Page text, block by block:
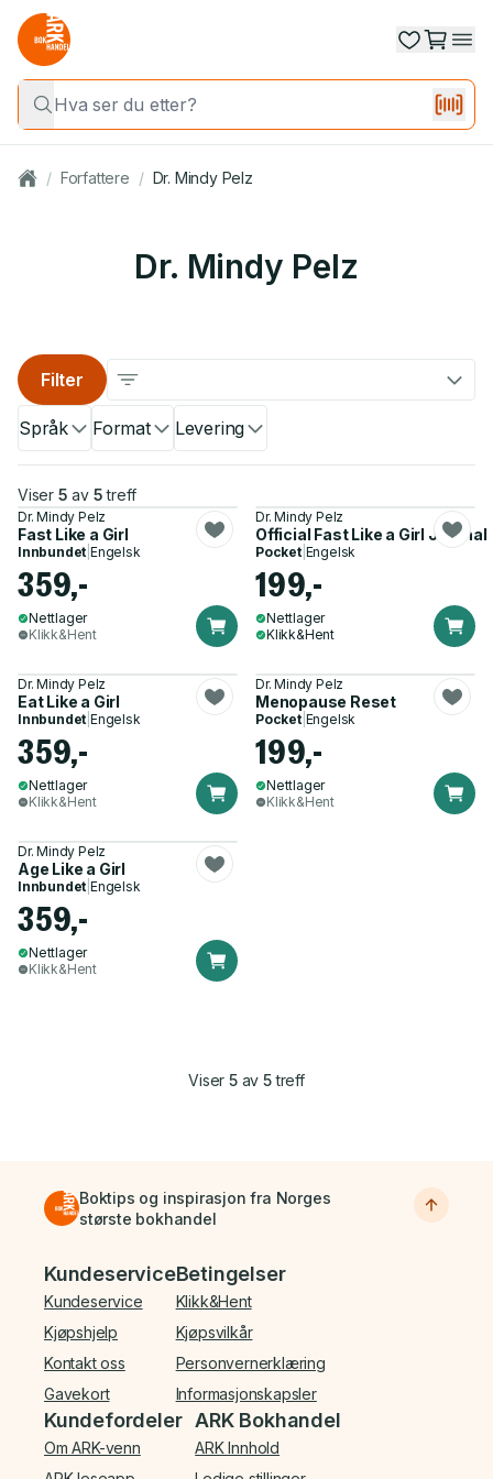
/ Forfattere / Dr. Mindy Pelz
Dr. Mindy Pelz
Språk Format Levering
Filter
Viser 5 av 5 treff
Dr. Mindy Pelz
Fast Like a Girl
Innbundet |Engelsk
359,-
Nettlager
Klikk&Hent
Dr. Mindy Pelz
Official Fast Like a Girl Journal
Pocket| Engelsk
199,-
Nettlager
Klikk&Hent
Dr. Mindy Pelz
Eat Like a Girl
Innbundet |Engelsk
359,-
Nettlager
Klikk&Hent
Dr. Mindy Pelz
Menopause Reset
Pocket| Engelsk
199,-
Nettlager
Klikk&Hent
Dr. Mindy Pelz
Age Like a Girl
Innbundet |Engelsk
359,-
Nettlager
Klikk&Hent
Viser5av 5treff
Boktips og inspirasjon fra Norges
største bokhandel
Bunnmeny
Kundeservice
Kundeservice
Kjøpshjelp
Kontakt oss
Gavekort
Betingelser
Klikk&Hent
Kjøpsvilkår
Personvernerklæring
Informasjonskapsler
Kundefordeler
Om ARK-venn
ARK Bokhandel
ARK Innhold